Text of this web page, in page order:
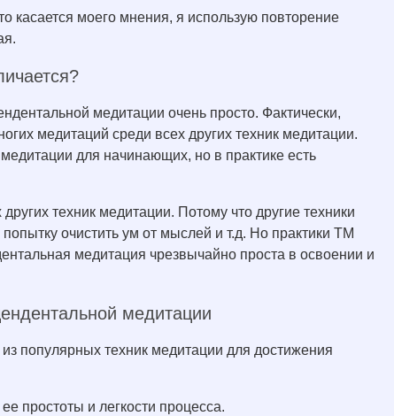
касается моего мнения, я использую повторение
медитации очень просто. Фактически,
медитаций среди всех других техник медитации.
для начинающих, но в практике есть
техник медитации. Потому что другие техники
очистить ум от мыслей и т.д. Но практики ТМ
медитация чрезвычайно проста в освоении и
медитации
популярных техник медитации для достижения
простоты и легкости процесса.